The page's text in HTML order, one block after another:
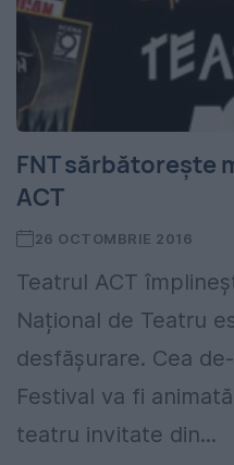
FNT sărbătorește
ACT
26 OCTOMBRIE 2016
Teatrul ACT
Național de Teatru
desfășurare. Cea
Festival va fi
teatru invitate din...